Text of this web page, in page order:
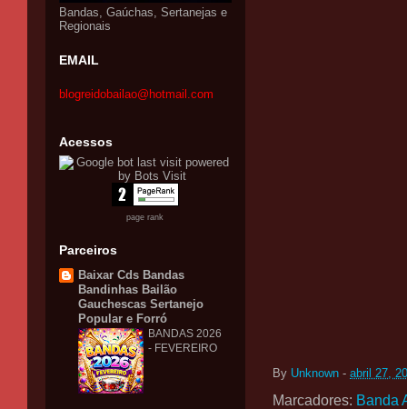
By Unknown - abril 27,
Marcadores: Banda
Bandas, Gaúchas, Sertanejas e
Regionais
EMAIL
blogreidobailao@hotmail.com
Acessos
page rank
Parceiros
Baixar Cds Bandas
Bandinhas Bailão
Gauchescas Sertanejo
Popular e Forró
BANDAS 2026
- FEVEREIRO